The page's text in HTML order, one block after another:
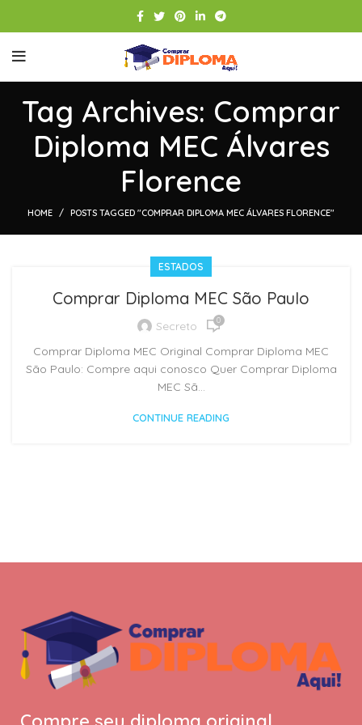
Tag Archives: Comprar
Diploma MEC Álvares
Florence
HOME POSTS TAGGED "COMPRAR DIPLOMA MEC ÁLVARES FLORENCE"
ESTADOS
Comprar Diploma MEC São Paulo
Secreto 0
Comprar Diploma MEC Original Comprar Diploma MEC
São Paulo: Compre aqui conosco Quer Comprar Diploma
MEC Sã...
CONTINUE READING